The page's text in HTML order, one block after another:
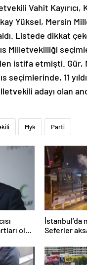
Vahit
Yüksel, Mersin
Listede dikkat
Milletvekilliği
istifa etmişti. Gür,
seçimlerinde, 11
adayı olan
Myk Parti
olan
İstanbul’da
Seferler